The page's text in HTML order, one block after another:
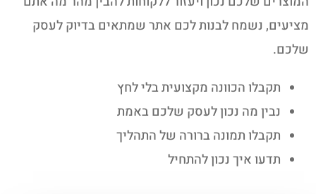
מציעים, נשמח לבנות לכם אתר שמתאים בדיוק לעסק
שלכם.
תקבלו הכוונה מקצועית בלי לחץ
נבין מה נכון לעסק שלכם באמת
תקבלו תמונה ברורה של התהליך
תדעו איך נכון להתחיל